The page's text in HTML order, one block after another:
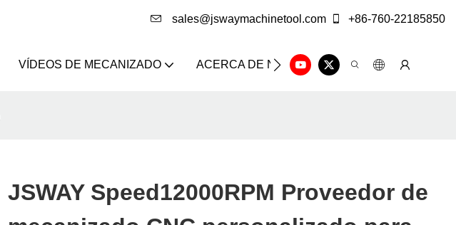
sales@jswaymachinetool.com +86-760-22185850
VÍDEOS DE MECANIZADO ACERCA DE NOSOTROS SOLUCIÓN
JSWAY Speed12000RPM Proveedor de